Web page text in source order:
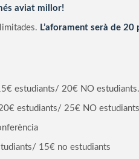
aviat millor!
L’aforament serà de 20
estudiants/ 20€ NO estudiants.
estudiants/ 25€ NO
15€ no estudiants